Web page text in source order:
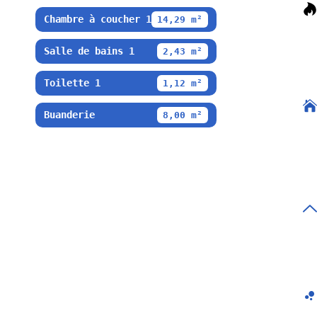
Chambre à coucher 1 14,29 m²
Salle de bains 1 2,43 m²
Toilette 1 1,12 m²
Buanderie 8,00 m²